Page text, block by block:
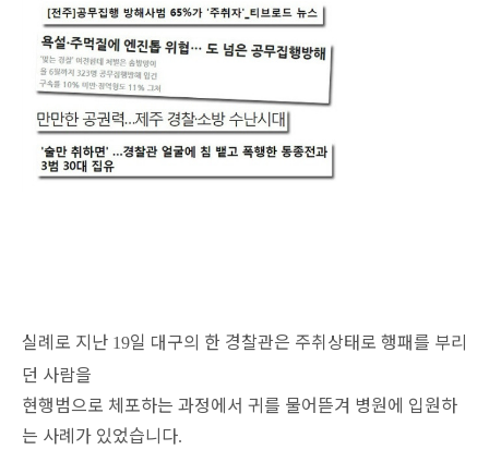
실례로 지난 19일 대구의 한 경찰관은 주취상태로 행패를 부리
던 사람을
현행범으로 체포하는 과정에서 귀를 물어뜯겨 병원에 입원하
는 사례가 있었습니다.